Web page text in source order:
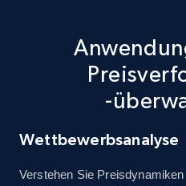
Seller id, URL, Seller
info, Stars, Feedbacks,
378+
eBay
-
Wettbewerbsanalyse
Verstehen Sie